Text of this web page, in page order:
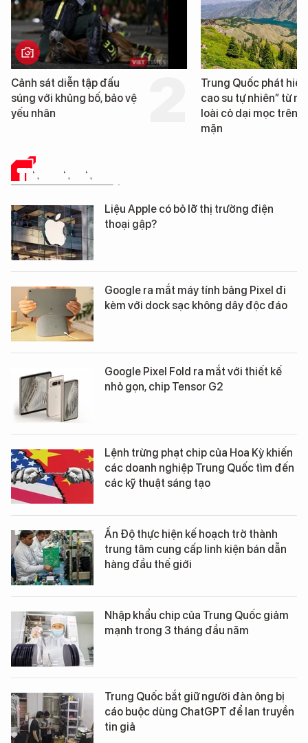
Cảnh sát diễn tập đấu
súng với khủng bố, bảo vệ
yếu nhân
Trung Quốc phát hiện
cao su tự nhiên” từ
loài cỏ dại mọc trên
mặn
TIN CÔNG NGHỆ
Liệu Apple có bỏ lỡ thị trường điện
thoại gập?
Google ra mắt máy tính bảng Pixel đi
kèm với dock sạc không dây độc đáo
Google Pixel Fold ra mắt với thiết kế
nhỏ gọn, chip Tensor G2
Lệnh trừng phạt chip của Hoa Kỳ khiến
các doanh nghiệp Trung Quốc tìm đến
các kỹ thuật sáng tạo
Ấn Độ thực hiện kế hoạch trở thành
trung tâm cung cấp linh kiện bán dẫn
hàng đầu thế giới
Nhập khẩu chip của Trung Quốc giảm
mạnh trong 3 tháng đầu năm
Trung Quốc bắt giữ người đàn ông bị
cáo buộc dùng ChatGPT để lan truyền
tin giả